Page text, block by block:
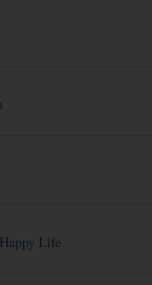
Life